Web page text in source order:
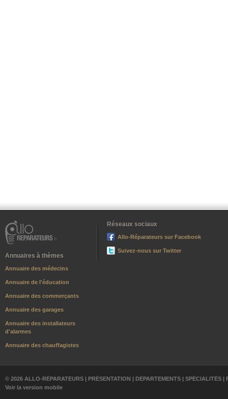
Annuaires à thèmes
Annuaire des médecins
Annuaire de l'éducation
Annuaire des commerçants
Annuaire des garages
Annuaire des installateurs
d'alarmes
Annuaire des chauffagistes
Réseaux sociaux
Allo-Réparateurs sur Facebook
Suivez-nous sur Twitter
© 2026 ALLO-RÉPARATEURS | PRÉSENTATION | DÉPARTEMENTS | SPÉCIALITÉS |
Voir la version mobile